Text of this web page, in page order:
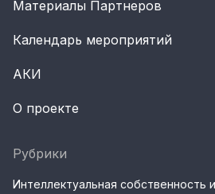
Материалы Партнеров
Календарь мероприятий
АКИ
О проекте
Рубрики
Интеллектуальная собственность